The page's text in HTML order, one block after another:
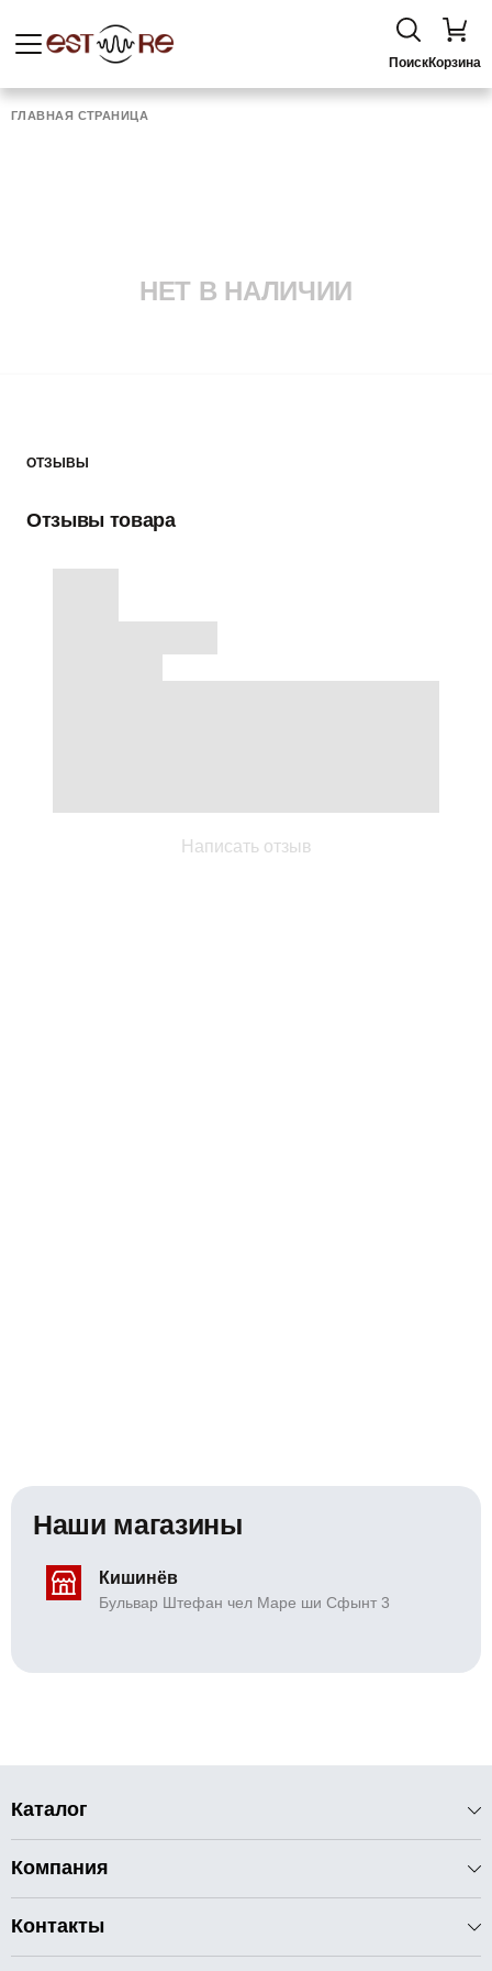
ПоискКорзина
ГЛАВНАЯ СТРАНИЦА
НЕТ В НАЛИЧИИ
ОТЗЫВЫ
Отзывы товара
Написать отзыв
Наши магазины
Кишинёв
Бульвар Штефан чел Маре ши Сфынт 3
Каталог
Компания
Контакты